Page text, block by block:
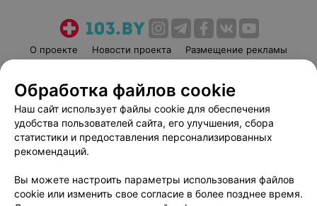
О проекте Новости проекта
Размещение рекламы
Пользовательское соглашение
Способы оплаты
Вакансии
Партнеры
Написать руководителю 103.by
Обработка персональных данных
Обработка файлов cookie
Наш сайт использует файлы cookie для обеспечения
удобства пользователей сайта, его улучшения, сбора
статистики и предоставления персонализированных
рекомендаций.
Вы можете настроить параметры использования файлов
cookie или изменить свое согласие в более позднее время.